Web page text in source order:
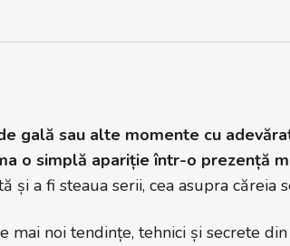
gală sau alte momente cu
o simplă apariție într-o prezență
și a fi steaua serii, cea asupra căreia
mai noi tendințe, tehnici și secrete